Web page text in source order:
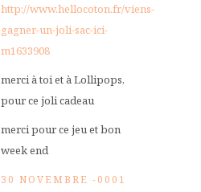
http://www.hellocoton.fr/viens-
gagner-un-joli-sac-ici-
m1633908
merci à toi et à Lollipops,
pour ce joli cadeau
merci pour ce jeu et bon
week end
30 NOVEMBRE -0001